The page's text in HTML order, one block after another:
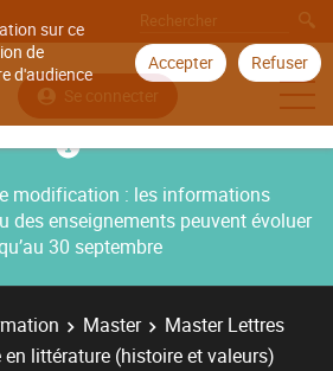
sur ce
de
d'audience
Accepter Refuser
Se connecter
modification : les informations
des enseignements peuvent évoluer
30 septembre
Master
Master Lettres
en littérature (histoire et valeurs)